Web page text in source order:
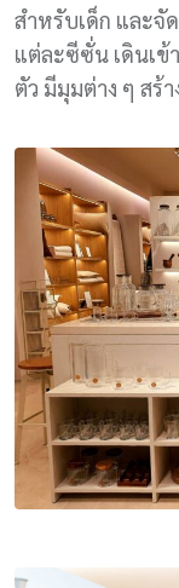
สำหรับเด็ก และจั
แต่ละซีซั่น เดินเข้
ตัว มีมุมต่าง ๆ สร้